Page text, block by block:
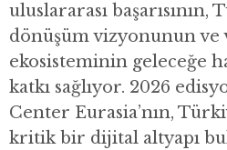
uluslararası
dönüşüm vizyonunun
ekosisteminin geleceğe
katkı sağlıyor. 2026
Center Eurasia’nın,
kritik bir dijital altyapı